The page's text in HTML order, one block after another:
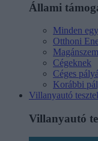
Állami
Minden
Otthoni
Cégeknek
Céges
Korábbi
Villanyautó
Villanyautó